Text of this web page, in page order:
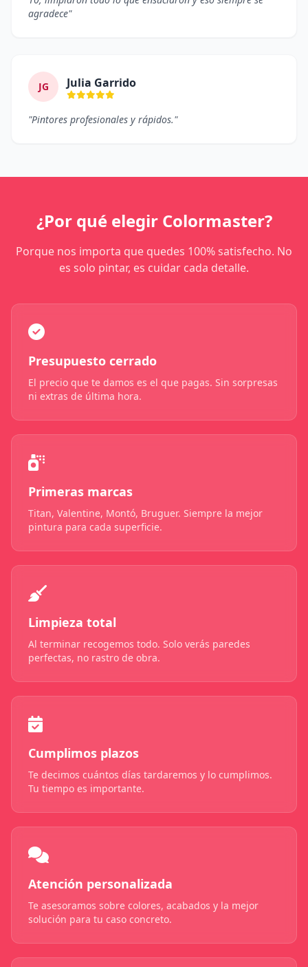
agradece"
JG Julia Garrido
"Pintores profesionales y rápidos."
¿Por qué elegir Colormaster?
Porque nos importa que quedes 100% satisfecho. No
es solo pintar, es cuidar cada detalle.
Presupuesto cerrado
El precio que te damos es el que pagas. Sin sorpresas
ni extras de última hora.
Primeras marcas
Titan, Valentine, Montó, Bruguer. Siempre la mejor
pintura para cada superficie.
Limpieza total
Al terminar recogemos todo. Solo verás paredes
perfectas, no rastro de obra.
Cumplimos plazos
Te decimos cuántos días tardaremos y lo cumplimos.
Tu tiempo es importante.
Atención personalizada
Te asesoramos sobre colores, acabados y la mejor
solución para tu caso concreto.